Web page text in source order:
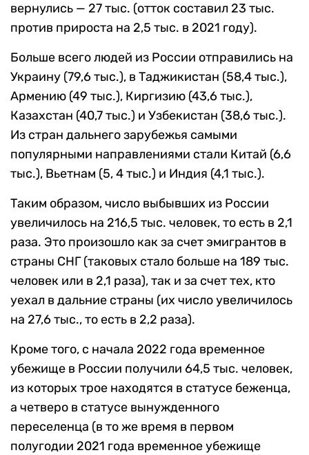
вернулись — 27 тыс. (отток составил 23 тыс.
против прироста на 2,5 тыс. в 2021 году).
Больше всего людей из России отправились на
Украину (79,6 тыс.), в Таджикистан (58,4 тыс.),
Армению (49 тыс.), Киргизию (43,6 тыс.),
Казахстан (40,7 тыс.) и Узбекистан (38,6 тыс.).
Из стран дальнего зарубежья самыми
популярными направлениями стали Китай (6,6
тыс.), Вьетнам (5, 4 тыс.) и Индия (4,1 тыс.).
Таким образом, число выбывших из России
увеличилось на 216,5 тыс. человек, то есть в 2,1
раза. Это произошло как за счет эмигрантов в
страны СНГ (таковых стало больше на 189 тыс.
человек или в 2,1 раза), так и за счет тех, кто
уехал в дальние страны (их число увеличилось
на 27,6 тыс., то есть в 2,2 раза).
Кроме того, с начала 2022 года временное
убежище в России получили 64,5 тыс. человек,
из которых трое находятся в статусе беженца,
а четверо в статусе вынужденного
переселенца (в то же время в первом
полугодии 2021 года временное убежище